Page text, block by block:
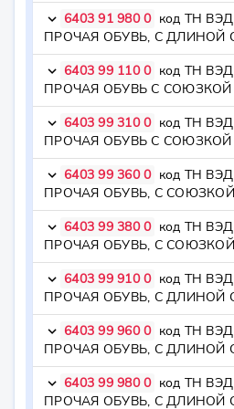
keyboard_arrow_down 6403 91 980 0 код ТН ВЭД
keyboard_arrow_down 6403 99 110 0 код ТН ВЭД
keyboard_arrow_down 6403 99 310 0 код ТН ВЭД
keyboard_arrow_down 6403 99 360 0 код ТН ВЭД
keyboard_arrow_down 6403 99 380 0 код ТН ВЭД
keyboard_arrow_down 6403 99 910 0 код ТН ВЭД
keyboard_arrow_down 6403 99 960 0 код ТН ВЭД
keyboard_arrow_down 6403 99 980 0 код ТН ВЭД